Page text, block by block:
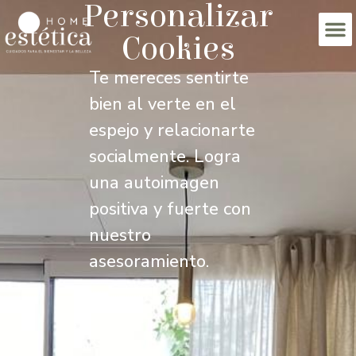
Personalizar
Cookies
Te mereces sentirte
bien al verte en el
espejo y relacionarte
socialmente. Logra
una autoimagen
positiva y fuerte con
nuestro
asesoramiento.